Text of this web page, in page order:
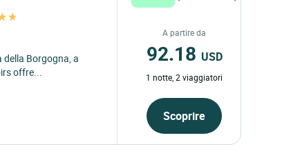
Borgogna, a
offre...
A partire da
92.18 USD
1 notte, 2 viaggiatori
Scoprire